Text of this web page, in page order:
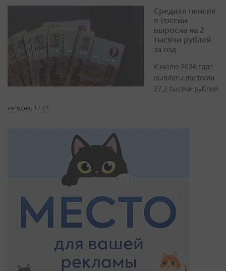
Средняя пенсия
в России
выросла на 2
тысячи рублей
за год
К июлю 2026 года
выплаты достигли
27,2 тысячи рублей
сегодня, 17:21